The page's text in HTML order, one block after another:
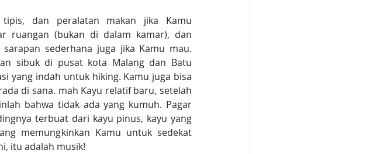
dan peralatan makan jika Kamu
ruangan (bukan di dalam kamar), dan
sederhana juga jika Kamu mau.
sibuk di pusat kota Malang dan Batu
yang indah untuk hiking. Kamu juga bisa
di sana. mah Kayu relatif baru, setelah
bahwa tidak ada yang kumuh. Pagar
terbuat dari kayu pinus, kayu yang
memungkinkan Kamu untuk sedekat
itu adalah musik!